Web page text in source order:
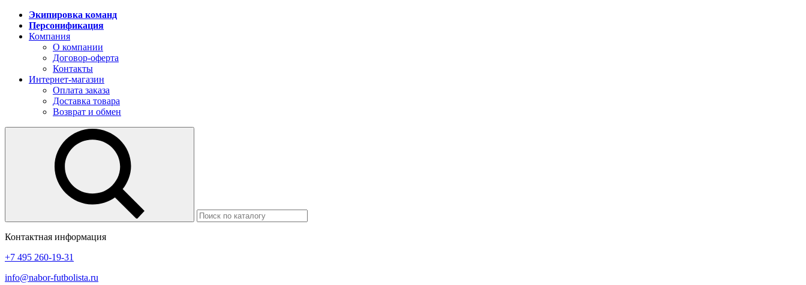
Экипировка команд
Персонификация
Компания
О компании
Договор-оферта
Контакты
Интернет-магазин
Оплата заказа
Доставка товара
Возврат и обмен
Контактная информация
+7 495 260-19-31
info@nabor-futbolista.ru